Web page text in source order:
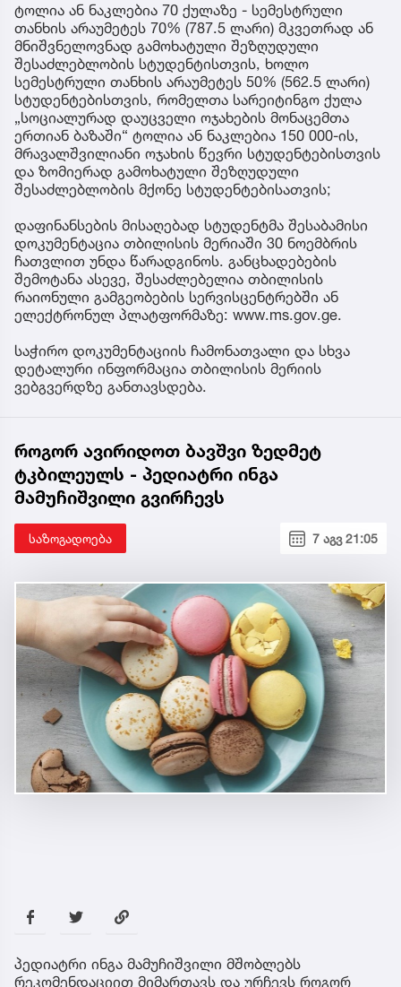
ტოლია ან ნაკლებია 70 ქულაზე - სემესტრული
თანხის არაუმეტეს 70% (787.5 ლარი) მკვეთრად ან
მნიშვნელოვნად გამოხატული შეზღუდული
შესაძლებლობის სტუდენტისთვის, ხოლო
სემესტრული თანხის არაუმეტეს 50% (562.5 ლარი)
სტუდენტებისთვის, რომელთა სარეიტინგო ქულა
„სოციალურად დაუცველი ოჯახების მონაცემთა
ერთიან ბაზაში“ ტოლია ან ნაკლებია 150 000-ის,
მრავალშვილიანი ოჯახის წევრი სტუდენტებისთვის
და ზომიერად გამოხატული შეზღუდული
შესაძლებლობის მქონე სტუდენტებისათვის;
დაფინანსების მისაღებად სტუდენტმა შესაბამისი
დოკუმენტაცია თბილისის მერიაში 30 ნოემბრის
ჩათვლით უნდა წარადგინოს. განცხადებების
შემოტანა ასევე, შესაძლებელია თბილისის
რაიონული გამგეობების სერვისცენტრებში ან
ელექტრონულ პლატფორმაზე: www.ms.gov.ge.
საჭირო დოკუმენტაციის ჩამონათვალი და სხვა
დეტალური ინფორმაცია თბილისის მერიის
ვებგვერდზე განთავსდება.
როგორ ავირიდოთ ბავშვი ზედმეტ
ტკბილეულს - პედიატრი ინგა
მამუჩიშვილი გვირჩევს
საზოგადოება 7 აგვ 21:05
პედიატრი ინგა მამუჩიშვილი მშობლებს
რეკომენდაციით მიმართავს და ურჩევს როგორ